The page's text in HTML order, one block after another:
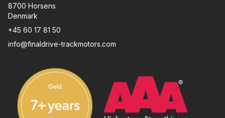
8700 Horsens
Denmark
+45 60 17 81 50
info@finaldrive-trackmotors.com